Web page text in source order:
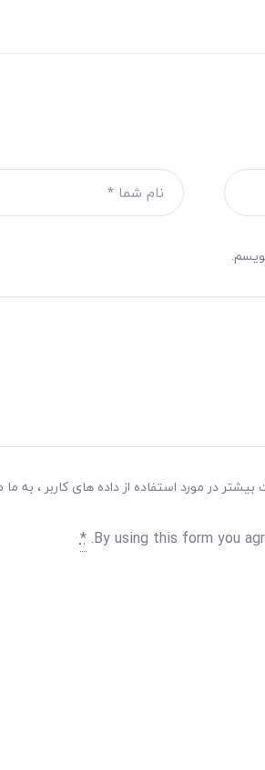
در مورد استفاده از داده های کاربر ، به ما
By using this form you
*